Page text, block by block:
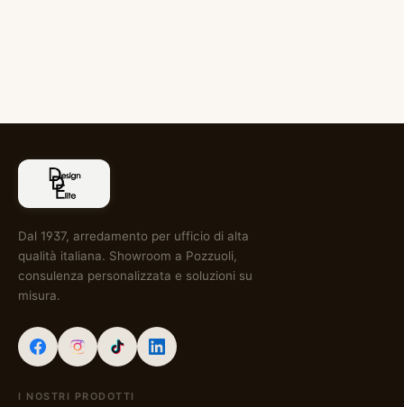
Dal 1937, arredamento per ufficio di alta
qualità italiana. Showroom a Pozzuoli,
consulenza personalizzata e soluzioni su
misura.
I NOSTRI PRODOTTI